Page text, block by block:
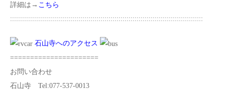
詳細は→ こちら
::::::::::::::::::::::::::::::::::::::::::::::::::::::::::::::::::::::::::::::::::::::::::::::::
石山寺へのアクセス
======================
お問い合わせ
石山寺 Tel:077-537-0013